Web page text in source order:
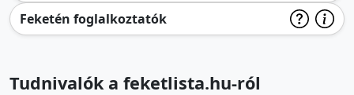
Feketén foglalkoztatók
Tudnivalók a feketlista.hu-ról